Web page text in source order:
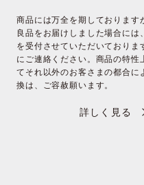
商品には万全を期しております
良品をお届けしました場合には
を受付させていただいておりま
にご連絡ください。商品の特性
てそれ以外のお客さまの都合に
換は、ご容赦願います。
詳しく見る